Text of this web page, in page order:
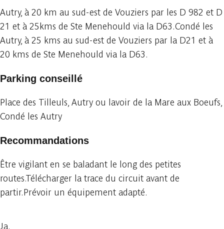
Autry, à 20 km au sud-est de Vouziers par les D 982 et D
21 et à 25kms de Ste Menehould via la D63.Condé les
Autry, à 25 kms au sud-est de Vouziers par la D21 et à
20 kms de Ste Menehould via la D63.
Parking conseillé
Place des Tilleuls, Autry ou lavoir de la Mare aux Boeufs,
Condé les Autry
Recommandations
Être vigilant en se baladant le long des petites
routes.Télécharger la trace du circuit avant de
partir.Prévoir un équipement adapté.
Ja.